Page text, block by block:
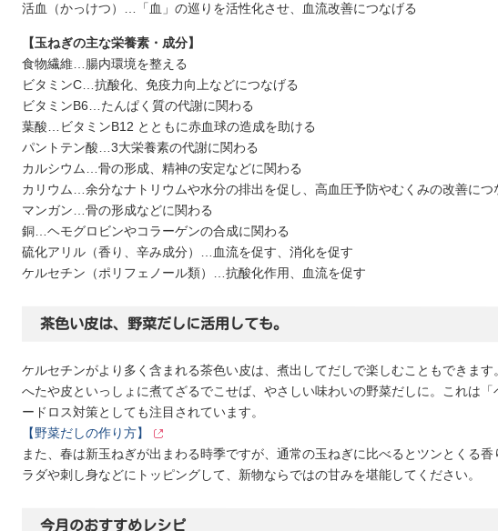
活血（かっけつ）…「血」の巡りを活性化させ、血流改善につなげる
【玉ねぎの主な栄養素・成分】
食物繊維…腸内環境を整える
ビタミンC…抗酸化、免疫力向上などにつなげる
ビタミンB6…たんぱく質の代謝に関わる
葉酸…ビタミンB12 とともに赤血球の造成を助ける
パントテン酸…3大栄養素の代謝に関わる
カルシウム…骨の形成、精神の安定などに関わる
カリウム…余分なナトリウムや水分の排出を促し、高血圧予防やむくみの改善につ
マンガン…骨の形成などに関わる
銅…ヘモグロビンやコラーゲンの合成に関わる
硫化アリル（香り、辛み成分）…血流を促す、消化を促す
ケルセチン（ポリフェノール類）…抗酸化作用、血流を促す
茶色い皮は、野菜だしに活用しても。
ケルセチンがより多く含まれる茶色い皮は、煮出してだしで楽しむこともできま
へたや皮といっしょに煮てざるでこせば、やさしい味わいの野菜だしに。これは
ードロス対策としても注目されています。
【野菜だしの作り方】
また、春は新玉ねぎが出まわる時季ですが、通常の玉ねぎに比べるとツンとくる
ラダや刺し身などにトッピングして、新物ならではの甘みを堪能してください。
今月のおすすめレシピ